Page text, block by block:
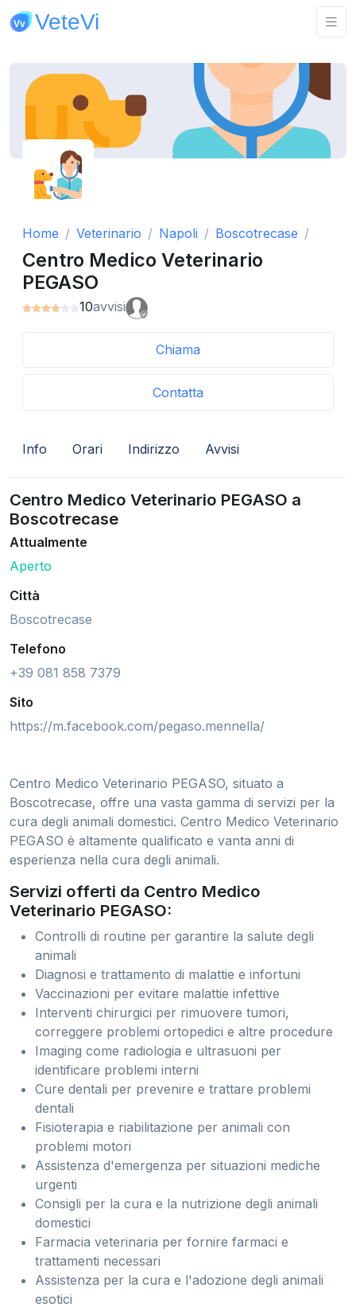
Home Veterinario Napoli Boscotrecase
Centro Medico Veterinario
PEGASO
10avvisi
Chiama
Contatta
Info Orari Indirizzo Avvisi
Centro Medico Veterinario PEGASO a
Boscotrecase
Attualmente
Aperto
Città
Boscotrecase
Telefono
+39 081 858 7379
Sito
https://m.facebook.com/pegaso.mennella/
Centro Medico Veterinario PEGASO, situato a
Boscotrecase, offre una vasta gamma di servizi per la
cura degli animali domestici. Centro Medico Veterinario
PEGASO è altamente qualificato e vanta anni di
esperienza nella cura degli animali.
Servizi offerti da Centro Medico
Veterinario PEGASO:
Controlli di routine per garantire la salute degli
animali
Diagnosi e trattamento di malattie e infortuni
Vaccinazioni per evitare malattie infettive
Interventi chirurgici per rimuovere tumori,
correggere problemi ortopedici e altre procedure
Imaging come radiologia e ultrasuoni per
identificare problemi interni
Cure dentali per prevenire e trattare problemi
dentali
Fisioterapia e riabilitazione per animali con
problemi motori
Assistenza d'emergenza per situazioni mediche
urgenti
Consigli per la cura e la nutrizione degli animali
domestici
Farmacia veterinaria per fornire farmaci e
trattamenti necessari
Assistenza per la cura e l'adozione degli animali
esotici